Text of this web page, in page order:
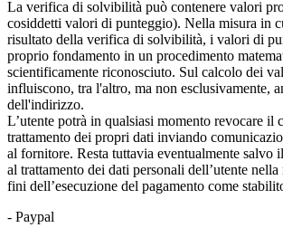
La verifica di solvibilità può contenere valori
cosiddetti valori di punteggio). Nella misura in
risultato della verifica di solvibilità, i valori di
proprio fondamento in un procedimento
scientificamente riconosciuto. Sul calcolo dei
influiscono, tra l'altro, ma non esclusivamente,
dell'indirizzo.
L’utente potrà in qualsiasi momento revocare il
trattamento dei propri dati inviando
al fornitore. Resta tuttavia eventualmente salvo
al trattamento dei dati personali dell’utente nella
fini dell’esecuzione del pagamento come
- Paypal